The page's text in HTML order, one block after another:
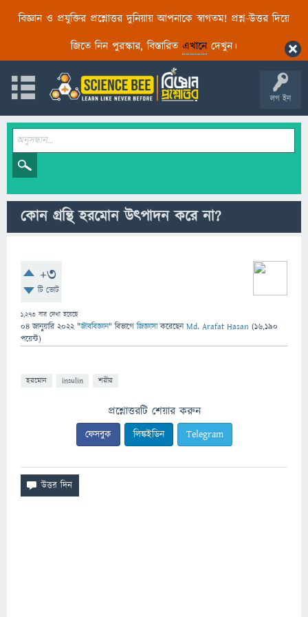
বিজ্ঞান ও প্রযুক্তির প্রশ্নোত্তর দুনিয়ায় আপনাকে স্বাগতম! প্রশ্ন-উত্তর দিয়ে
জিতে নিন পুরস্কার, বিস্তারিত এখানেদেখুন।
লগ ইন
কোন গ্রন্থি হরমোন উৎপাদন করে না?
+3
টি ভোট
1,273 বার দেখা হয়েছে
04 জানুয়ারি 2022 "জীববিজ্ঞান" বিভাগে জিজ্ঞাসাকরেছেনMd. Arafat Hasan (16,190
পয়েন্ট)
হরমোন insulin শরীর
প্রশ্নোত্তরটি শেয়ার করুন
ফেসবুক লিঙ্কইডিন Telegram